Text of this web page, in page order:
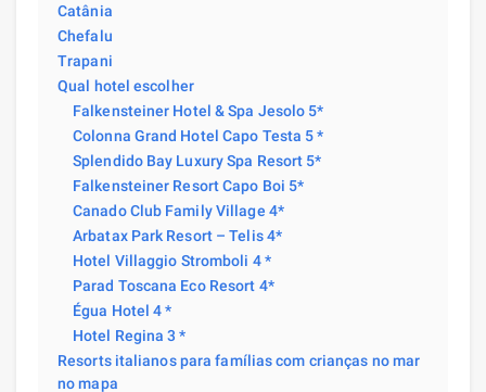
Catânia
Chefalu
Trapani
Qual hotel escolher
Falkensteiner Hotel & Spa Jesolo 5*
Colonna Grand Hotel Capo Testa 5 *
Splendido Bay Luxury Spa Resort 5*
Falkensteiner Resort Capo Boi 5*
Canado Club Family Village 4*
Arbatax Park Resort – Telis 4*
Hotel Villaggio Stromboli 4 *
Parad Toscana Eco Resort 4*
Égua Hotel 4 *
Hotel Regina 3 *
Resorts italianos para famílias com crianças no mar
no mapa